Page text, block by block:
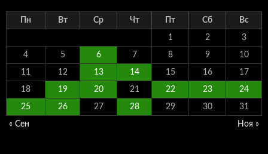
Пн Вт Ср Чт Пт Сб Вс
1 2 3
4 5 6 7 8 9 10
11 12 13 14 15 16 17
18 19 20 21 22 23 24
25 26 27 28 29 30 31
« Сен Ноя »